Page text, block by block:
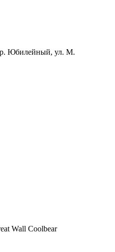
Юбилейный, ул. М.
Wall Coolbear